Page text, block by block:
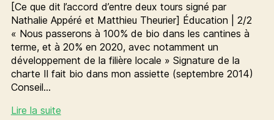
[Ce que dit l’accord d’entre deux tours signé par
Nathalie Appéré et Matthieu Theurier] Éducation | 2/2
« Nous passerons à 100% de bio dans les cantines à
terme, et à 20% en 2020, avec notamment un
développement de la filière locale » Signature de la
charte Il fait bio dans mon assiette (septembre 2014)
Conseil…
Lire la suite[GPS]